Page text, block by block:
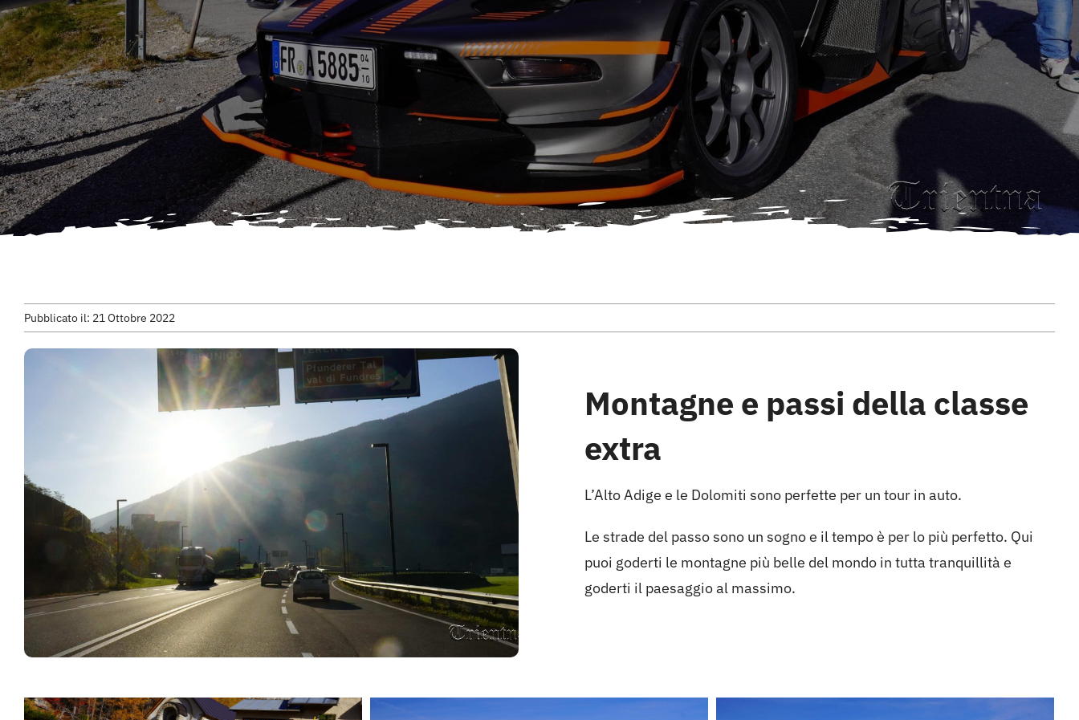
Pubblicato il: 21 Ottobre 2022
Montagne e passi della classe
extra
L’Alto Adige e le Dolomiti sono perfette per un tour in auto.
Le strade del passo sono un sogno e il tempo è per lo più perfetto. Qui
puoi goderti le montagne più belle del mondo in tutta tranquillità e
goderti il paesaggio al massimo.